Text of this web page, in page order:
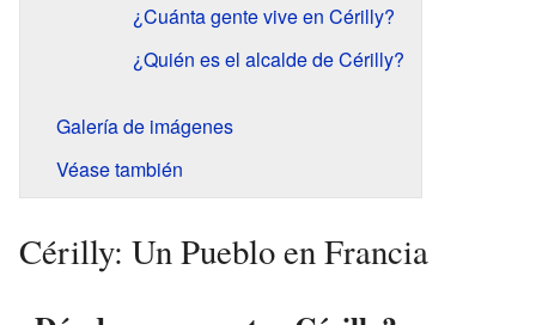
¿Cuánta gente vive en Cérilly?
¿Quién es el alcalde de Cérilly?
Galería de imágenes
Véase también
Cérilly: Un Pueblo en Francia